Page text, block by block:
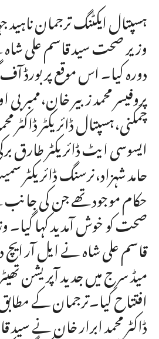
ہسپتال ایکٹنگ ترجمان ناہید
وزیر صحت سید قاسم علی
دورہ کیا۔ اس موقع پر بورڈ آف
پروفیسر محمد زبیر خان،ممبر
چمکنی،ہسپتال ڈائریکٹر
ایسوسی ایٹ ڈائریکٹر طارق
حامد شہزاد،نرسنگ ڈائریکٹر
حکام موجود تھے جن کی
صحت کو خوش آمدید کہا
قاسم علی شاہ نے ایل آر
میڈ سرج میں جدید آپریشن
افتتاح کیا۔ترجمان کے
ڈاکٹر محمد ابرار خان نے سید